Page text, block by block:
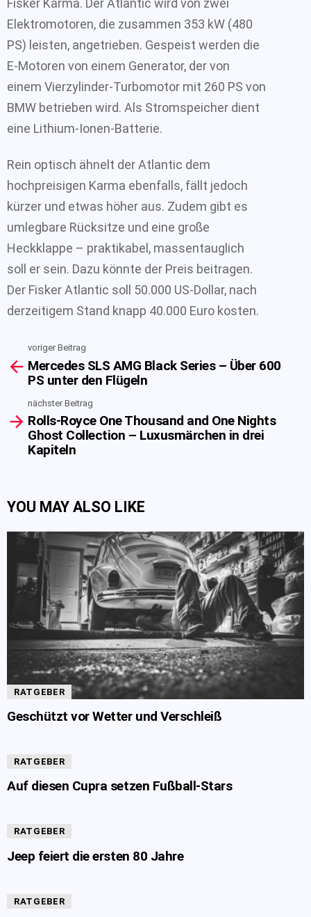
Elektromotoren, die zusammen 353 kW (480
PS) leisten, angetrieben. Gespeist werden die
E-Motoren von einem Generator, der von
einem Vierzylinder-Turbomotor mit 260 PS von
BMW betrieben wird. Als Stromspeicher dient
eine Lithium-Ionen-Batterie.
Rein optisch ähnelt der Atlantic dem
hochpreisigen Karma ebenfalls, fällt jedoch
kürzer und etwas höher aus. Zudem gibt es
umlegbare Rücksitze und eine große
Heckklappe – praktikabel, massentauglich
soll er sein. Dazu könnte der Preis beitragen.
Der Fisker Atlantic soll 50.000 US-Dollar, nach
derzeitigem Stand knapp 40.000 Euro kosten.
more
voriger Beitrag
Mercedes SLS AMG Black Series – Über 600
PS unter den Flügeln
nächster Beitrag
Rolls-Royce One Thousand and One Nights
Ghost Collection – Luxusmärchen in drei
Kapiteln
YOU MAY ALSO LIKE
RATGEBER
Geschützt vor Wetter und Verschleiß
RATGEBER
Auf diesen Cupra setzen Fußball-Stars
RATGEBER
Jeep feiert die ersten 80 Jahre
RATGEBER